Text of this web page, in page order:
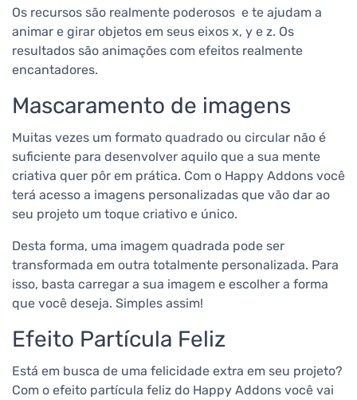
Os recursos são realmente poderosos e te ajudam a
animar e girar objetos em seus eixos x, y e z. Os
resultados são animações com efeitos realmente
encantadores.
Mascaramento de imagens
Muitas vezes um formato quadrado ou circular não é
suficiente para desenvolver aquilo que a sua mente
criativa quer pôr em prática. Com o Happy Addons você
terá acesso a imagens personalizadas que vão dar ao
seu projeto um toque criativo e único.
Desta forma, uma imagem quadrada pode ser
transformada em outra totalmente personalizada. Para
isso, basta carregar a sua imagem e escolher a forma
que você deseja. Simples assim!
Efeito Partícula Feliz
Está em busca de uma felicidade extra em seu projeto?
Com o efeito partícula feliz do Happy Addons você vai